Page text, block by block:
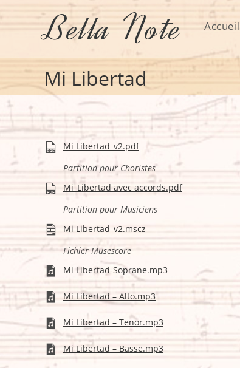
to
Bella Note Accueil
Mi Libertad
Mi Libertad_v2.pdf
Partition pour Choristes
Mi_Libertad avec accords.pdf
Partition pour Musiciens
Mi Libertad_v2.mscz
Fichier Musescore
Mi Libertad-Soprane.mp3
Mi Libertad – Alto.mp3
Mi Libertad – Tenor.mp3
Mi Libertad – Basse.mp3